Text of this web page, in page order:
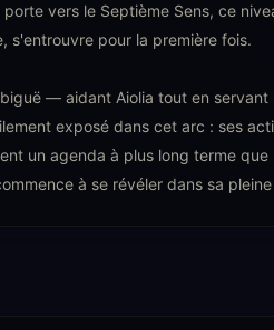
vers le Septième Sens, ce
s'entrouvre pour la première fois.
— aidant Aiolia tout en
exposé dans cet arc : ses
un agenda à plus long terme
à se révéler dans sa